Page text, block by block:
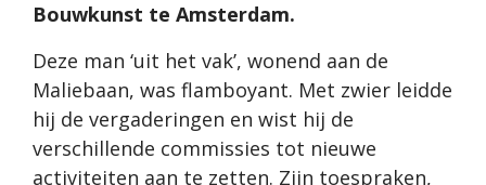
Bouwkunst te Amsterdam.
Deze man ‘uit het vak’, wonend aan de
Maliebaan, was flamboyant. Met zwier leidde
hij de vergaderingen en wist hij de
verschillende commissies tot nieuwe
activiteiten aan te zetten. Zijn toespraken,